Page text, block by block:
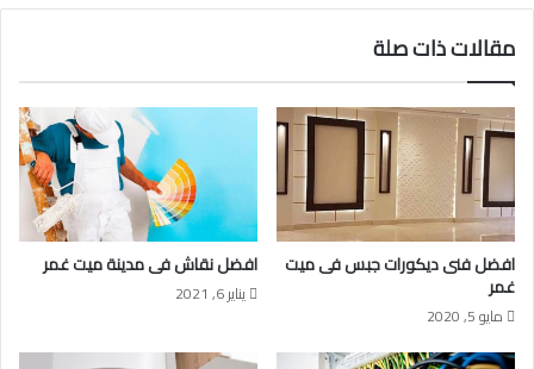
مقالات ذات صلة
افضل فنى ديكورات جبس فى ميت
غمر
مايو 5, 2020
افضل نقاش فى مدينة ميت غمر
يناير 6, 2021